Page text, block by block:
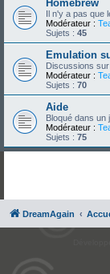
Homebrew
Il n'y a pas que
Modérateur :
Sujets : 45
Emulation
Discussions
Modérateur :
Sujets : 70
Aide
Bloqué dans un
Modérateur :
Sujets : 75
DreamAgain